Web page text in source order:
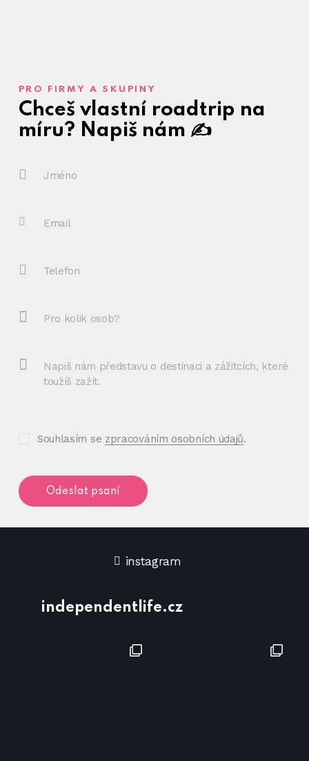
PRO FIRMY A SKUPINY
Chceš vlastní roadtrip na
míru? Napiš nám ✍️
Souhlasím se zpracováním osobních údajů.
instagram
independentlife.cz